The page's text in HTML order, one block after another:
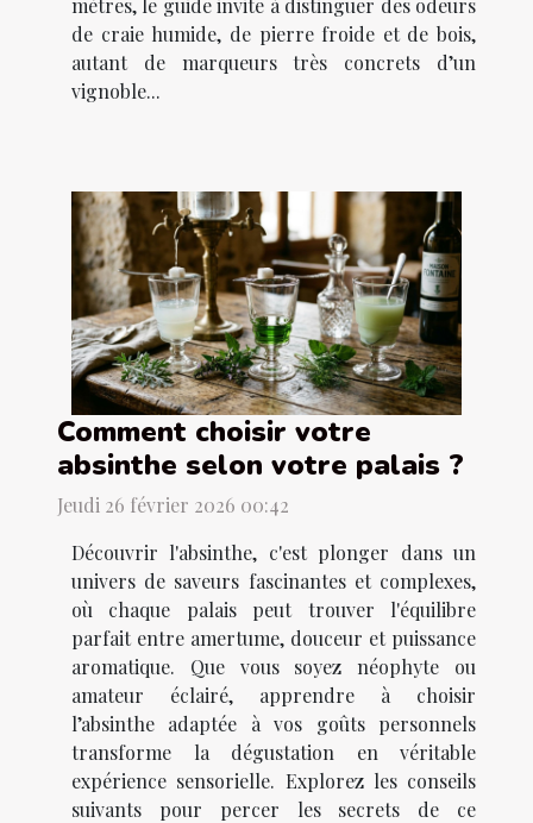
mètres, le guide invite à distinguer des odeurs
de craie humide, de pierre froide et de bois,
autant de marqueurs très concrets d’un
vignoble...
Comment choisir votre
absinthe selon votre palais ?
Jeudi 26 février 2026 00:42
Découvrir l'absinthe, c'est plonger dans un
univers de saveurs fascinantes et complexes,
où chaque palais peut trouver l'équilibre
parfait entre amertume, douceur et puissance
aromatique. Que vous soyez néophyte ou
amateur éclairé, apprendre à choisir
l’absinthe adaptée à vos goûts personnels
transforme la dégustation en véritable
expérience sensorielle. Explorez les conseils
suivants pour percer les secrets de ce